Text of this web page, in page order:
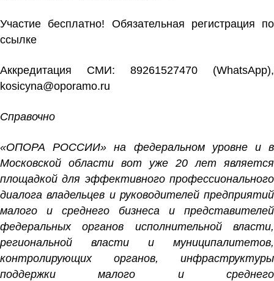
Участие бесплатно! Обязательная регистрация по
ссылке
Аккредитация СМИ: 89261527470 (WhatsApp),
kosicyna@oporamo.ru
Справочно
«ОПОРА РОССИИ» на федеральном уровне и в
Московской области вот уже 20 лет является
площадкой для эффективного профессионального
диалога владельцев и руководителей предприятий
малого и среднего бизнеса и представителей
федеральных органов исполнительной власти,
региональной власти и муниципалитетов,
контролирующих органов, инфраструктуры
поддержки малого и среднего